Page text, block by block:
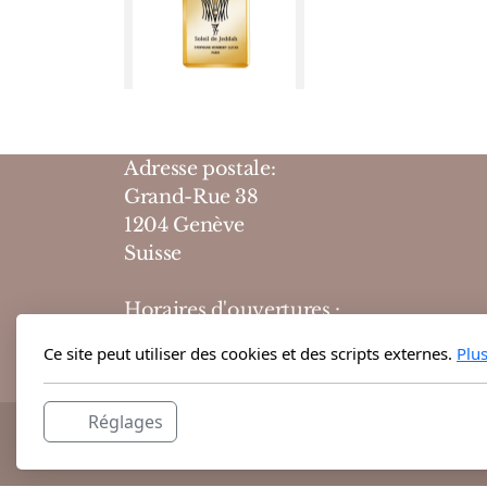
Adresse postale:
Grand-Rue 38
1204 Genève
Suisse
Horaires d'ouvertures :
@ 2026 Theodora
Ce site peut utiliser des cookies et des scripts externes.
Réglages